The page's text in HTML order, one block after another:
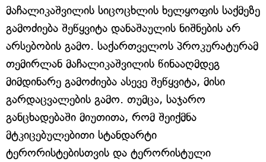
მაჩალიკაშვილის სიცოცხლის ხელყოფის საქმეზე
გამოძიება შეწყვიტა დანაშაულის ნიშნების არ
არსებობის გამო. საქართველოს პროკურატურამ
თემირლან მაჩალიკაშვილის წინააღმდეგ
მიმდინარე გამოძიება ასევე შეწყვიტა, მისი
გარდაცვალების გამო. თუმცა, საჯარო
განცხადებაში მიუთითა, რომ შეიქმნა
მტკიცებულებითი სტანდარტი
ტერორისტებისთვის და ტერორისტული